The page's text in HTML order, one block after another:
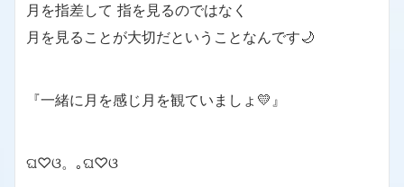
月を指差して 指を見るのではなく
月を見ることが大切だということなんです🌙
『一緒に月を感じ月を観ていましょ💛』
ଘ♡ଓ。｡ଘ♡ଓ